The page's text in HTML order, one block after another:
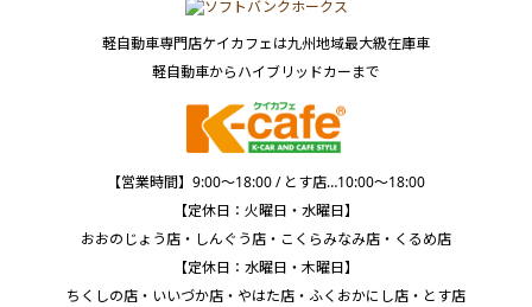
軽自動車専門店ケイカフェは九州地域最大級在庫車
軽自動車からハイブリッドカーまで
【営業時間】9:00～18:00 / とす店…10:00～18:00
【定休日：火曜日・水曜日】
おおのじょう店・しんぐう店・こくらみなみ店・くるめ店
【定休日：水曜日・木曜日】
ちくしの店・いいづか店・やはた店・ふくおかにし店・とす店